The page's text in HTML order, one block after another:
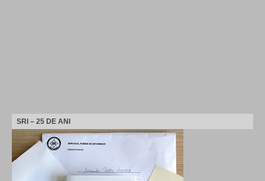
SRI – 25 DE ANI